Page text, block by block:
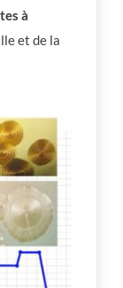
à
et de la